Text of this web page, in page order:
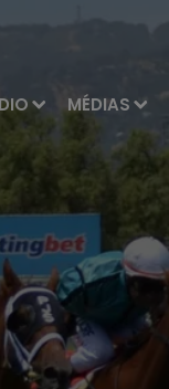
MÉDIAS